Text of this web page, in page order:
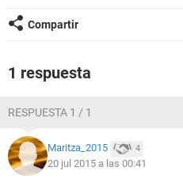
Compartir
1 respuesta
RESPUESTA 1 / 1
Maritza_2015 4
20 jul 2015 a las 00:41